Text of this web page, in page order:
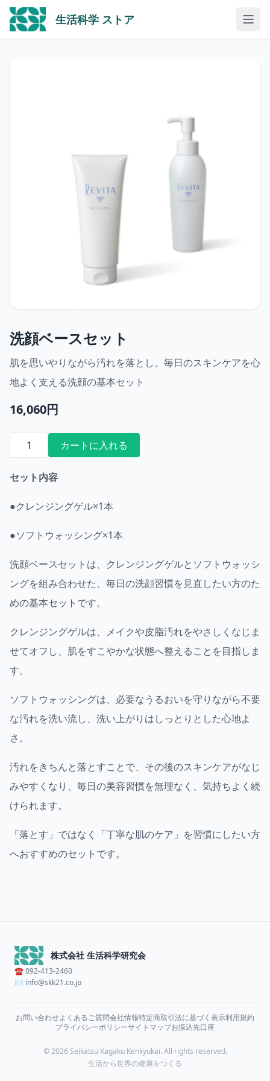
生活科学 ストア
洗顔ベースセット
肌を思いやりながら汚れを落とし、毎日のスキンケアを心
地よく支える洗顔の基本セット
16,060円
カートに入れる
セット内容
●クレンジングゲル×1本
●ソフトウォッシング×1本
洗顔ベースセットは、クレンジングゲルとソフトウォッシ
ングを組み合わせた、毎日の洗顔習慣を見直したい方のた
めの基本セットです。
クレンジングゲルは、メイクや皮脂汚れをやさしくなじま
せてオフし、肌をすこやかな状態へ整えることを目指しま
す。
ソフトウォッシングは、必要なうるおいを守りながら不要
な汚れを洗い流し、洗い上がりはしっとりとした心地よ
さ。
汚れをきちんと落とすことで、その後のスキンケアがなじ
みやすくなり、毎日の美容習慣を無理なく、気持ちよく続
けられます。
「落とす」ではなく「丁寧な肌のケア」を習慣にしたい方
へおすすめのセットです。
株式会社 生活科学研究会
☎ 092-413-2460
✉ info@skk21.co.jp
お問い合わせよくあるご質問会社情報特定商取引法に基づく表示利用規約
プライバシーポリシーサイトマップお振込先口座
© 2026 Seikatsu Kagaku Kenkyukai. All rights reserved.
生活から世界の健康をつくる